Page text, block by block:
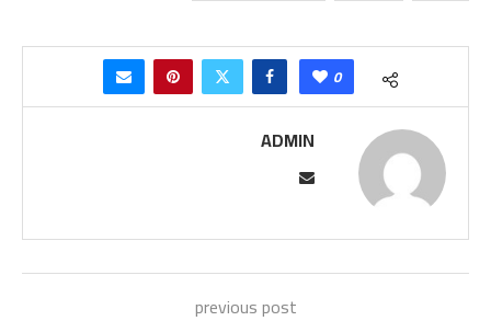
0
ADMIN
previous post